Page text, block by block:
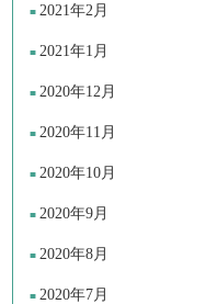
2021年2月
2021年1月
2020年12月
2020年11月
2020年10月
2020年9月
2020年8月
2020年7月